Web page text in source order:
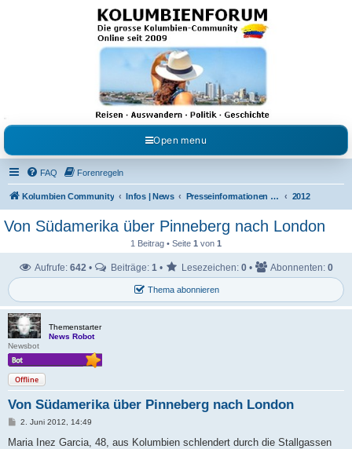
Kolumbienforum - Das
grosse Forum der
Freunde Kolumbiens
Reisen, Auswandern, Kultur, Politik, Geschichte und Visum in Kolumbien und Venezuela.
Austausch, Erfahrungen und Gemeinschaft im Kolumbienforum
Open menu
FAQ Forenregeln
Kolumbien Community Infos | News Presseinformationen & Neuigkeiten 2012
Von Südamerika über Pinneberg nach London
1 Beitrag • Seite 1 von 1
Thema abonnieren
Aufrufe: 642 • Beiträge: 1 • Lesezeichen: 0 • Abonnenten: 0
Themenstarter
News Robot
Newsbot
Offline
Von Südamerika über Pinneberg nach London
B
i
2. Juni 2012, 14:49
Maria Inez Garcia, 48, aus Kolumbien schlendert durch die Stallgassen